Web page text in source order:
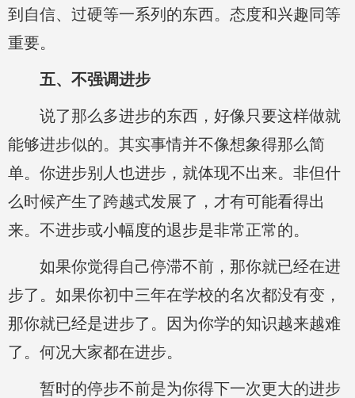
到自信、过硬等一系列的东西。态度和兴趣同等
重要。
五、不强调进步
说了那么多进步的东西，好像只要这样做就
能够进步似的。其实事情并不像想象得那么简
单。你进步别人也进步，就体现不出来。非但什
么时候产生了跨越式发展了，才有可能看得出
来。不进步或小幅度的退步是非常正常的。
如果你觉得自己停滞不前，那你就已经在进
步了。如果你初中三年在学校的名次都没有变，
那你就已经是进步了。因为你学的知识越来越难
了。何况大家都在进步。
暂时的停步不前是为你得下一次更大的进步